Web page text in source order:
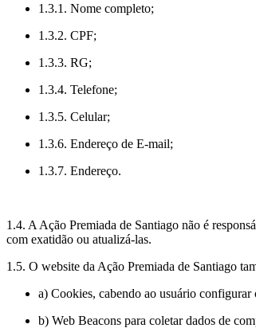
1.3.1. Nome completo;
1.3.2. CPF;
1.3.3. RG;
1.3.4. Telefone;
1.3.5. Celular;
1.3.6. Endereço de E-mail;
1.3.7. Endereço.
1.4. A Ação Premiada de Santiago não é
com exatidão ou atualizá-las.
1.5. O website da Ação Premiada de Santiago
a) Cookies, cabendo ao usuário configurar
b) Web Beacons para coletar dados de